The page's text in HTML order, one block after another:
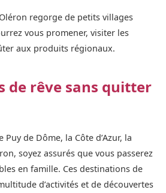
regorge de petits villages
vous promener, visiter les
aux produits régionaux.
de rêve sans quitter
de Dôme, la Côte d’Azur, la
soyez assurés que vous passerez
en famille. Ces destinations de
d’activités et de découvertes